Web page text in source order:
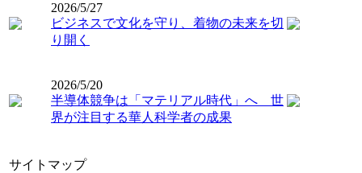
2026/5/27
ビジネスで文化を守り、着物の未来を切
り開く
2026/5/20
半導体競争は「マテリアル時代」へ 世
界が注目する華人科学者の成果
サイトマップ